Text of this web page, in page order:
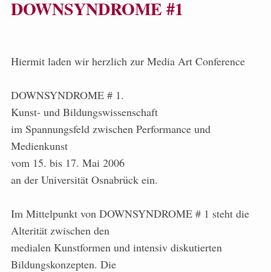
DOWNSYNDROME #1
Hiermit laden wir herzlich zur Media Art Conference
DOWNSYNDROME # 1.
Kunst- und Bildungswissenschaft
im Spannungsfeld zwischen Performance und
Medienkunst
vom 15. bis 17. Mai 2006
an der Universität Osnabrück ein.
Im Mittelpunkt von DOWNSYNDROME # 1 steht die
Alterität zwischen den
medialen Kunstformen und intensiv diskutierten
Bildungskonzepten. Die